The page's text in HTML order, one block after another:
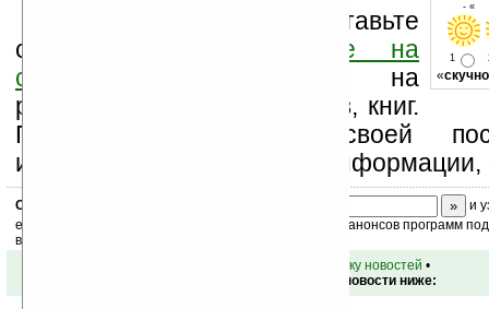
- «
1
«скучно
Оцените новость и оставьте
свой комментарий
ниже на
странице
на
рассылку новостей, файлов, книг.
Поддержите Ладошки своей
изучением коммерческой информации,
Скоро
и
ежедневный или еженедельный дайджест новостей, анонсов программ
ваш почтовый ящик.
вернуться к списку новостей •
Обсуждение этой новости ниже: